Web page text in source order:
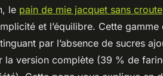
le pain de mie jacquet sans croute
et l’équilibre. Cette gamme
par l’absence de sucres
la version complète (39 % de